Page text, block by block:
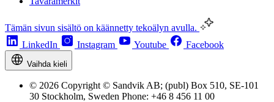
Tämän sivun sisältö on käännetty tekoälyn avulla.
LinkedIn
Instagram Youtube Facebook
Vaihda kieli
© 2026 Copyright © Sandvik AB; (publ) Box 510, SE-101
30 Stockholm, Sweden Phone: +46 8 456 11 00